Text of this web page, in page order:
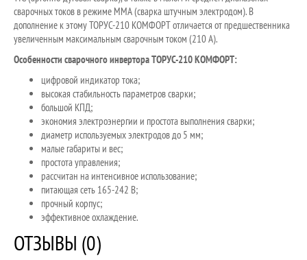
сварочных токов в режиме ММА (сварка штучным электродом). В
дополнение к этому ТОРУС-210 КОМФОРТ отличается от предшественника
увеличенным максимальным сварочным током (210 А).
Особенности сварочного инвертора ТОРУС-210 КОМФОРТ:
цифровой индикатор тока;
высокая стабильность параметров сварки;
большой КПД;
экономия электроэнергии и простота выполнения сварки;
диаметр используемых электродов до 5 мм;
малые габариты и вес;
простота управления;
рассчитан на интенсивное использование;
питающая сеть 165-242 В;
прочный корпус;
эффективное охлаждение.
ОТЗЫВЫ (0)